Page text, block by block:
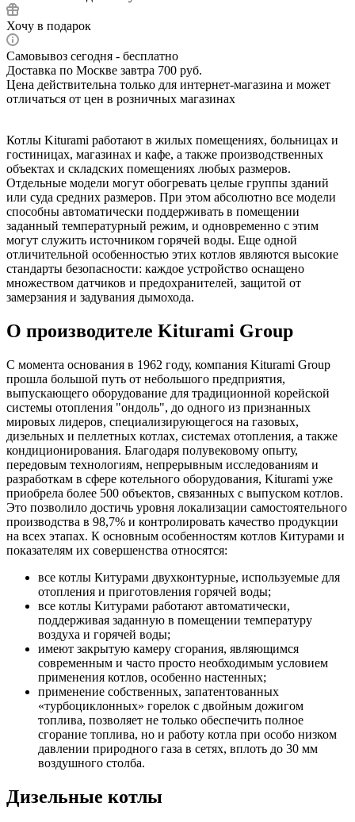
Хочу в подарок
Самовывоз сегодня - бесплатно
Доставка по Москве завтра 700 руб.
Цена действительна только для интернет-магазина и может
отличаться от цен в розничных магазинах
Котлы Kiturami работают в жилых помещениях, больницах и
гостиницах, магазинах и кафе, а также производственных
объектах и складских помещениях любых размеров.
Отдельные модели могут обогревать целые группы зданий
или суда средних размеров. При этом абсолютно все модели
способны автоматически поддерживать в помещении
заданный температурный режим, и одновременно с этим
могут служить источником горячей воды. Еще одной
отличительной особенностью этих котлов являются высокие
стандарты безопасности: каждое устройство оснащено
множеством датчиков и предохранителей, защитой от
замерзания и задувания дымохода.
О производителе Kiturami Group
С момента основания в 1962 году, компания Kiturami Group
прошла большой путь от небольшого предприятия,
выпускающего оборудование для традиционной корейской
системы отопления "ондоль", до одного из признанных
мировых лидеров, специализирующегося на газовых,
дизельных и пеллетных котлах, системах отопления, а также
кондиционирования. Благодаря полувековому опыту,
передовым технологиям, непрерывным исследованиям и
разработкам в сфере котельного оборудования, Kiturami уже
приобрела более 500 объектов, связанных с выпуском котлов.
Это позволило достичь уровня локализации самостоятельного
производства в 98,7% и контролировать качество продукции
на всех этапах. К основным особенностям котлов Китурами и
показателям их совершенства относятся:
все котлы Китурами двухконтурные, используемые для
отопления и приготовления горячей воды;
все котлы Китурами работают автоматически,
поддерживая заданную в помещении температуру
воздуха и горячей воды;
имеют закрытую камеру сгорания, являющимся
современным и часто просто необходимым условием
применения котлов, особенно настенных;
применение собственных, запатентованных
«турбоциклонных» горелок с двойным дожигом
топлива, позволяет не только обеспечить полное
сгорание топлива, но и работу котла при особо низком
давлении природного газа в сетях, вплоть до 30 мм
воздушного столба.
Дизельные котлы